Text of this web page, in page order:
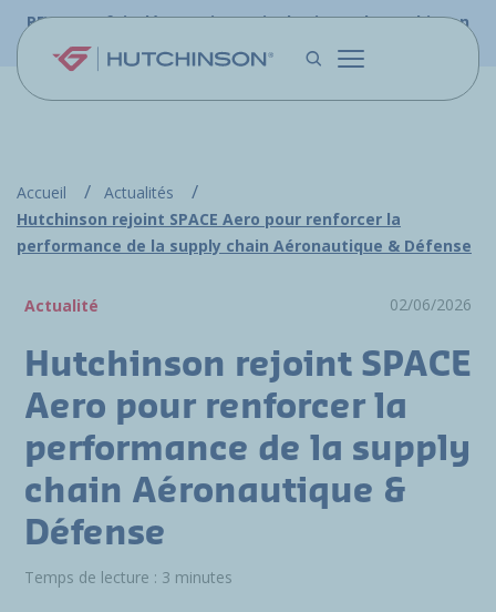
Aller au contenu principal
PFW.aero fait désormais partie du site web Hutchinson
Accueil
Actualités
Hutchinson rejoint SPACE Aero pour renforcer la
performance de la supply chain Aéronautique & Défense
Actualité 02/06/2026
Hutchinson rejoint SPACE
Aero pour renforcer la
performance de la supply
chain Aéronautique &
Défense
Temps de lecture : 3 minutes